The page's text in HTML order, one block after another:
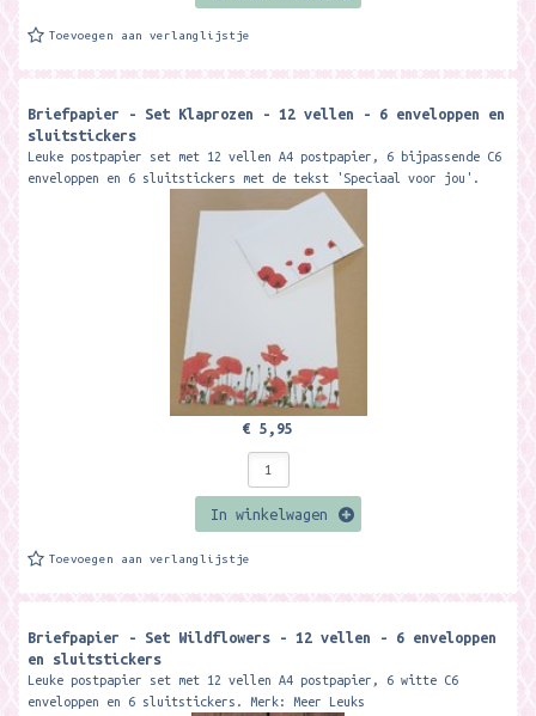
Toevoegen aan verlanglijstje
Briefpapier - Set Klaprozen - 12 vellen - 6 enveloppen en
sluitstickers
Leuke postpapier set met 12 vellen A4 postpapier, 6 bijpassende C6
enveloppen en 6 sluitstickers met de tekst 'Speciaal voor jou'.
€ 5,95
In winkelwagen
Toevoegen aan verlanglijstje
Briefpapier - Set Wildflowers - 12 vellen - 6 enveloppen
en sluitstickers
Leuke postpapier set met 12 vellen A4 postpapier, 6 witte C6
enveloppen en 6 sluitstickers. Merk: Meer Leuks